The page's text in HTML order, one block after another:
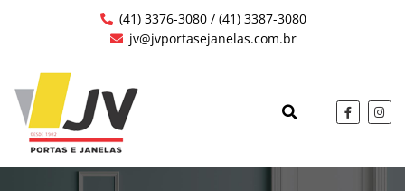
conteúdo
(41) 3376-3080 / (41) 3387-3080
jv@jvportasejanelas.com.br
F
a
c
o
I
n
s
g